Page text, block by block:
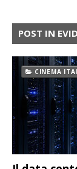
POST IN
CINEMA